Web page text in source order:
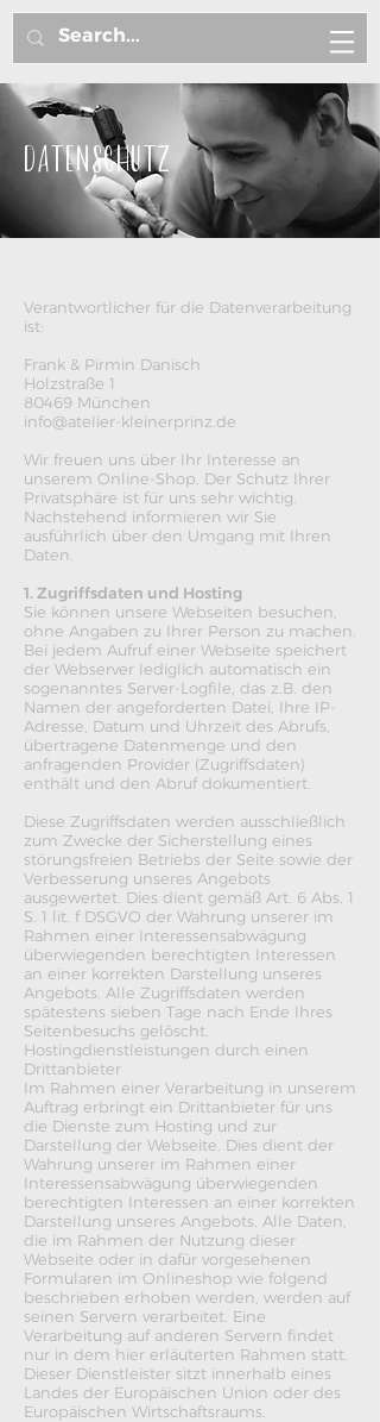
DATENSCHUTZ
Verantwortlicher für die Datenverarbeitung
ist:
Frank & Pirmin Danisch
Holzstraße 1
80469 München
info@atelier-kleinerprinz.de
Wir freuen uns über Ihr Interesse an
unserem Online-Shop. Der Schutz Ihrer
Privatsphäre ist für uns sehr wichtig.
Nachstehend informieren wir Sie
ausführlich über den Umgang mit Ihren
Daten.
1. Zugriffsdaten und Hosting
Sie können unsere Webseiten besuchen,
ohne Angaben zu Ihrer Person zu machen.
Bei jedem Aufruf einer Webseite speichert
der Webserver lediglich automatisch ein
sogenanntes Server-Logfile, das z.B. den
Namen der angeforderten Datei, Ihre IP-
Adresse, Datum und Uhrzeit des Abrufs,
übertragene Datenmenge und den
anfragenden Provider (Zugriffsdaten)
enthält und den Abruf dokumentiert.
Diese Zugriffsdaten werden ausschließlich
zum Zwecke der Sicherstellung eines
störungsfreien Betriebs der Seite sowie der
Verbesserung unseres Angebots
ausgewertet. Dies dient gemäß Art. 6 Abs. 1
S. 1 lit. f DSGVO der Wahrung unserer im
Rahmen einer Interessensabwägung
überwiegenden berechtigten Interessen
an einer korrekten Darstellung unseres
Angebots. Alle Zugriffsdaten werden
spätestens sieben Tage nach Ende Ihres
Seitenbesuchs gelöscht.
Hostingdienstleistungen durch einen
Drittanbieter
Im Rahmen einer Verarbeitung in unserem
Auftrag erbringt ein Drittanbieter für uns
die Dienste zum Hosting und zur
Darstellung der Webseite. Dies dient der
Wahrung unserer im Rahmen einer
Interessensabwägung überwiegenden
berechtigten Interessen an einer korrekten
Darstellung unseres Angebots. Alle Daten,
die im Rahmen der Nutzung dieser
Webseite oder in dafür vorgesehenen
Formularen im Onlineshop wie folgend
beschrieben erhoben werden, werden auf
seinen Servern verarbeitet. Eine
Verarbeitung auf anderen Servern findet
nur in dem hier erläuterten Rahmen statt.
Dieser Dienstleister sitzt innerhalb eines
Landes der Europäischen Union oder des
Europäischen Wirtschaftsraums.